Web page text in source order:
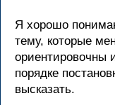
Я хорошо
тему, которые
ориентировочны
порядке
высказать.